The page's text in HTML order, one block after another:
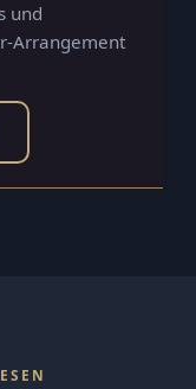
und
Arrangement